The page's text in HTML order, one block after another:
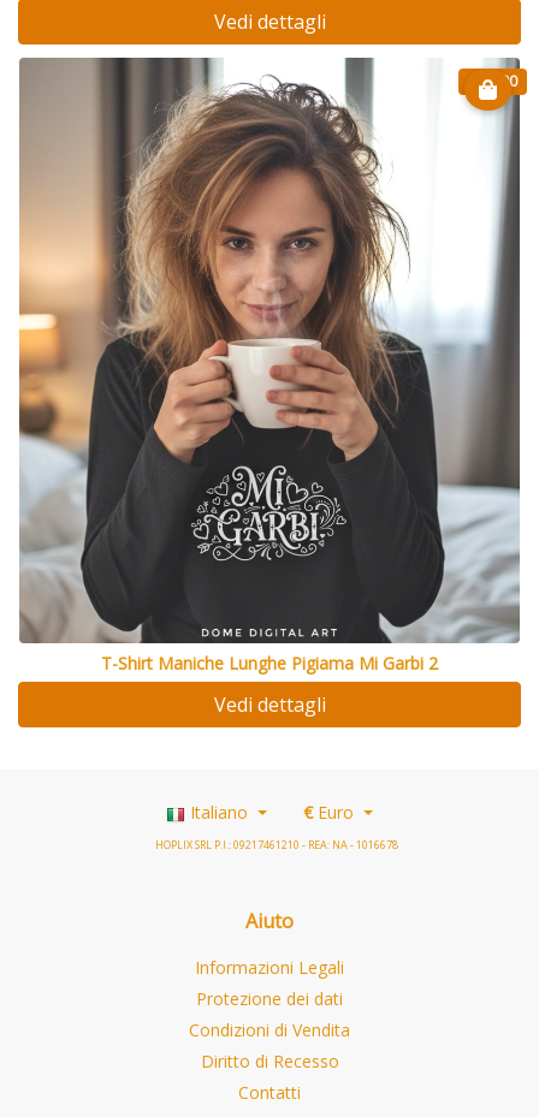
Vedi dettagli
€ 13.90
T-Shirt Maniche Lunghe Pigiama Mi Garbi 2
Vedi dettagli
Italiano €Euro
HOPLIX SRL P.I.: 09217461210 - REA: NA - 1016678
Aiuto
Informazioni Legali
Protezione dei dati
Condizioni di Vendita
Diritto di Recesso
Contatti